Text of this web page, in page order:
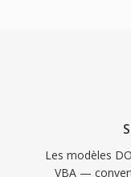
Les modèles
VBA —